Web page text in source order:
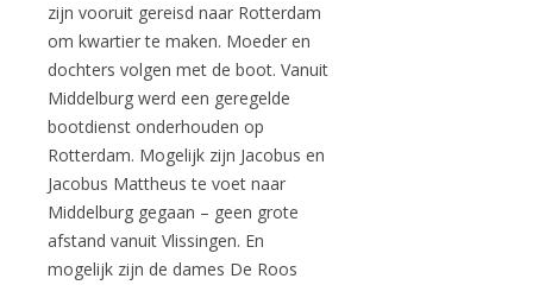
zijn vooruit gereisd naar Rotterdam
om kwartier te maken. Moeder en
dochters volgen met de boot. Vanuit
Middelburg werd een geregelde
bootdienst onderhouden op
Rotterdam. Mogelijk zijn Jacobus en
Jacobus Mattheus te voet naar
Middelburg gegaan – geen grote
afstand vanuit Vlissingen. En
mogelijk zijn de dames De Roos